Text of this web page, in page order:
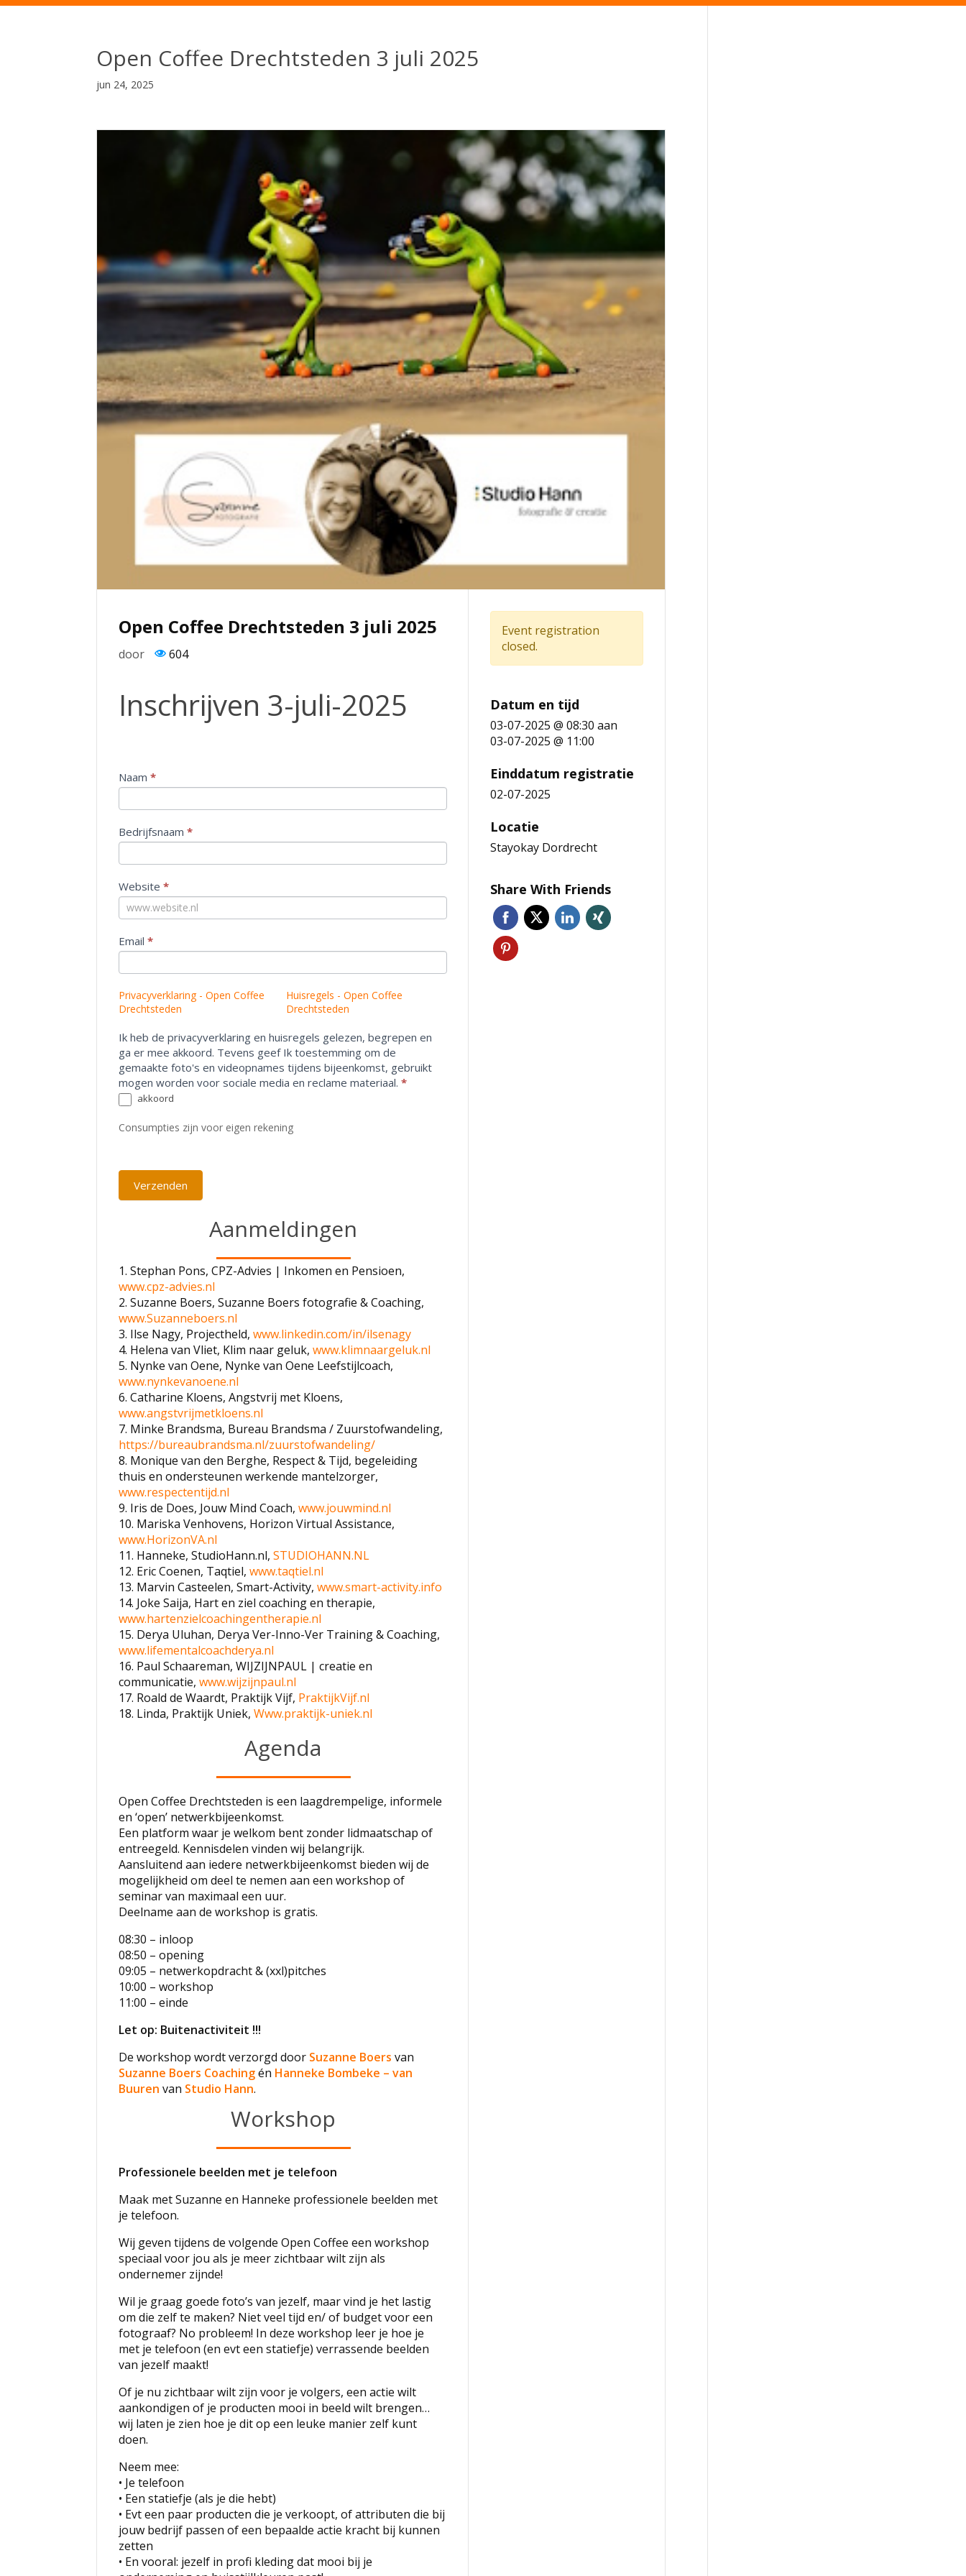
Open Coffee Drechtsteden 3 juli 2025
jun 24, 2025
Open Coffee Drechtsteden 3 juli 2025
door 604
Inschrijven
Inschrijven 3-juli-2025
Naam*
Bedrijfsnaam*
Website*
Email*
Privacyverklaring - Open Coffee
Drechtsteden
Huisregels - Open Coffee
Drechtsteden
Ik heb de privacyverklaring en huisregels gelezen, begrepen en
ga er mee akkoord. Tevens geef Ik toestemming om de
gemaakte foto's en videopnames tijdens bijeenkomst, gebruikt
mogen worden voor sociale media en reclame materiaal.*
akkoord
Consumpties zijn voor eigen rekening
I
n
d
i
e
e
e
n
m
s
b
e
n
t
,
l
a
a
i
v
l
e
e
g
:
.
Verzenden
Aanmeldingen
1. Stephan Pons, CPZ-Advies | Inkomen en Pensioen,
www.cpz-advies.nl
2. Suzanne Boers, Suzanne Boers fotografie & Coaching,
www.Suzanneboers.nl
3. Ilse Nagy, Projectheld,www.linkedin.com/in/ilsenagy
4. Helena van Vliet, Klim naar geluk,www.klimnaargeluk.nl
5. Nynke van Oene, Nynke van Oene Leefstijlcoach,
www.nynkevanoene.nl
6. Catharine Kloens, Angstvrij met Kloens,
www.angstvrijmetkloens.nl
7. Minke Brandsma, Bureau Brandsma / Zuurstofwandeling,
https://bureaubrandsma.nl/zuurstofwandeling/
8. Monique van den Berghe, Respect & Tijd, begeleiding
thuis en ondersteunen werkende mantelzorger,
www.respectentijd.nl
9. Iris de Does, Jouw Mind Coach,www.jouwmind.nl
10. Mariska Venhovens, Horizon Virtual Assistance,
www.HorizonVA.nl
11. Hanneke, StudioHann.nl,STUDIOHANN.NL
12. Eric Coenen, Taqtiel,www.taqtiel.nl
13. Marvin Casteelen, Smart-Activity,www.smart-activity.info
14. Joke Saija, Hart en ziel coaching en therapie,
www.hartenzielcoachingentherapie.nl
15. Derya Uluhan, Derya Ver-Inno-Ver Training & Coaching,
www.lifementalcoachderya.nl
16. Paul Schaareman, WIJZIJNPAUL | creatie en
communicatie,www.wijzijnpaul.nl
17. Roald de Waardt, Praktijk Vijf, PraktijkVijf.nl
18. Linda, Praktijk Uniek,Www.praktijk-uniek.nl
Agenda
Open Coffee Drechtsteden is een laagdrempelige, informele
en ‘open’ netwerkbijeenkomst.
Een platform waar je welkom bent zonder lidmaatschap of
entreegeld. Kennisdelen vinden wij belangrijk.
Aansluitend aan iedere netwerkbijeenkomst bieden wij de
mogelijkheid om deel te nemen aan een workshop of
seminar van maximaal een uur.
Deelname aan de workshop is gratis.
08:30 – inloop
08:50 – opening
09:05 – netwerkopdracht & (xxl)pitches
10:00 – workshop
11:00 – einde
Let op: Buitenactiviteit !!!
De workshop wordt verzorgd door Suzanne Boers van
Suzanne Boers Coachingén Hanneke Bombeke – van
Buuren van Studio Hann.
Workshop
Professionele beelden met je telefoon
Maak met Suzanne en Hanneke professionele beelden met
je telefoon.
Wij geven tijdens de volgende Open Coffee een workshop
speciaal voor jou als je meer zichtbaar wilt zijn als
ondernemer zijnde!
Wil je graag goede foto’s van jezelf, maar vind je het lastig
om die zelf te maken? Niet veel tijd en/ of budget voor een
fotograaf? No probleem! In deze workshop leer je hoe je
met je telefoon (en evt een statiefje) verrassende beelden
van jezelf maakt!
Of je nu zichtbaar wilt zijn voor je volgers, een actie wilt
aankondigen of je producten mooi in beeld wilt brengen…
wij laten je zien hoe je dit op een leuke manier zelf kunt
doen.
Neem mee:
• Je telefoon
• ⁠Een statiefje (als je die hebt)
• ⁠Evt een paar producten die je verkoopt, of attributen die bij
jouw bedrijf passen of een bepaalde actie kracht bij kunnen
zetten
• ⁠En vooral: jezelf in profi kleding dat mooi bij je
Event registration
closed.
Datum en tijd
03-07-2025 @ 08:30 aan
03-07-2025 @ 11:00
Einddatum registratie
02-07-2025
Locatie
Stayokay Dordrecht
Share With Friends